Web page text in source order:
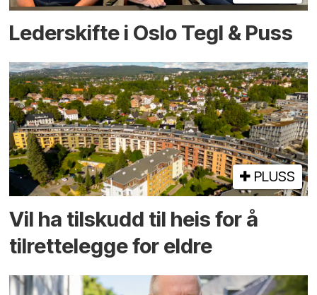
Lederskifte i Oslo Tegl & Puss
PLUSS
Vil ha tilskudd til heis for å
tilrettelegge for eldre